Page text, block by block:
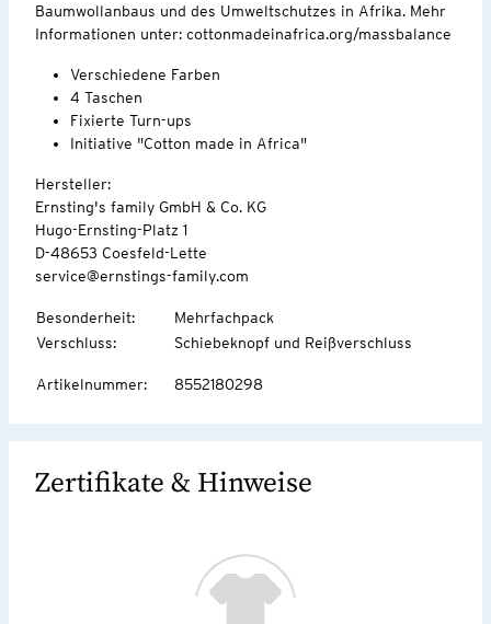
Baumwollanbaus und des Umweltschutzes in Afrika. Mehr
Informationen unter: cottonmadeinafrica.org/massbalance
Verschiedene Farben
4 Taschen
Fixierte Turn-ups
Initiative "Cotton made in Africa"
Hersteller:
Ernsting's family GmbH & Co. KG
Hugo-Ernsting-Platz 1
D-48653 Coesfeld-Lette
service@ernstings-family.com
Besonderheit:
Mehrfachpack
Verschluss: Schiebeknopf und Reißverschluss
Artikelnummer: 8552180298
Zertifikate & Hinweise